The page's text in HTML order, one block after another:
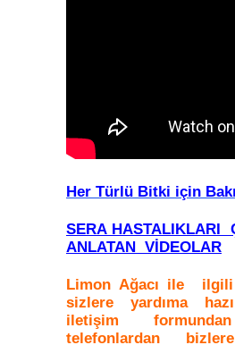
Her Türlü Bitki için
SERA HASTALIKLARI
ANLATAN VİDEOLAR
Limon Ağacı ile
sizlere yardıma
iletişim
telefonlardan